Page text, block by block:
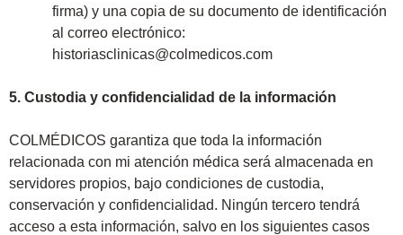
firma) y una copia de su documento de identificación
al correo electrónico:
historiasclinicas@colmedicos.com
5. Custodia y confidencialidad de la información
COLMÉDICOS garantiza que toda la información
relacionada con mi atención médica será almacenada en
servidores propios, bajo condiciones de custodia,
conservación y confidencialidad. Ningún tercero tendrá
acceso a esta información, salvo en los siguientes casos